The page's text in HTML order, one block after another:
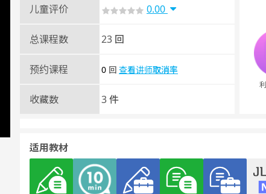
儿童评价 0.00
总课程数 23 回
预约课程 0 回 查看讲师取消率
收藏数 3 件
适用教材